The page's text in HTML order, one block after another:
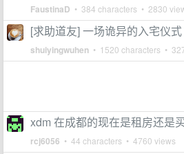
FaustinaD • 384 characters • 2830
[求助道友] 一场诡异的入宅仪式
shuiyingwuhen • 1520 characters •
xdm 在成都的现在是租房还是
rcj6056 • 44 characters • 4760 views